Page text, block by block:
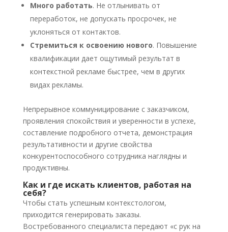
Много работать. Не отлынивать от
переработок, не допускать просрочек, не
уклоняться от контактов.
Стремиться к освоению нового. Повышение
квалификации дает ощутимый результат в
контекстной рекламе быстрее, чем в других
видах рекламы.
Непрерывное коммуницирование с заказчиком,
проявления спокойствия и уверенности в успехе,
составление подробного отчета, демонстрация
результативности и другие свойства
конкурентоспособного сотрудника наглядны и
продуктивны.
Как и где искать клиентов, работая на
себя?
Чтобы стать успешным контекстологом,
приходится генерировать заказы.
Востребованного специалиста передают «с рук на